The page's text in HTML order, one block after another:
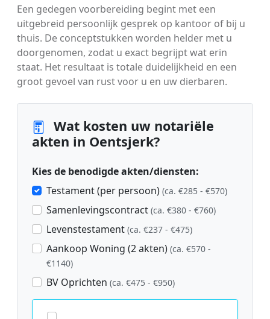
Een gedegen voorbereiding begint met een
uitgebreid persoonlijk gesprek op kantoor of bij u
thuis. De conceptstukken worden helder met u
doorgenomen, zodat u exact begrijpt wat erin
staat. Het resultaat is totale duidelijkheid en een
groot gevoel van rust voor u en uw dierbaren.
Wat kosten uw notariële
akten in Oentsjerk?
Kies de benodigde akten/diensten:
Testament (per persoon) (ca. €285 - €570)
Samenlevingscontract (ca. €380 - €760)
Levenstestament (ca. €237 - €475)
Aankoop Woning (2 akten) (ca. €570 -
€1140)
BV Oprichten (ca. €475 - €950)